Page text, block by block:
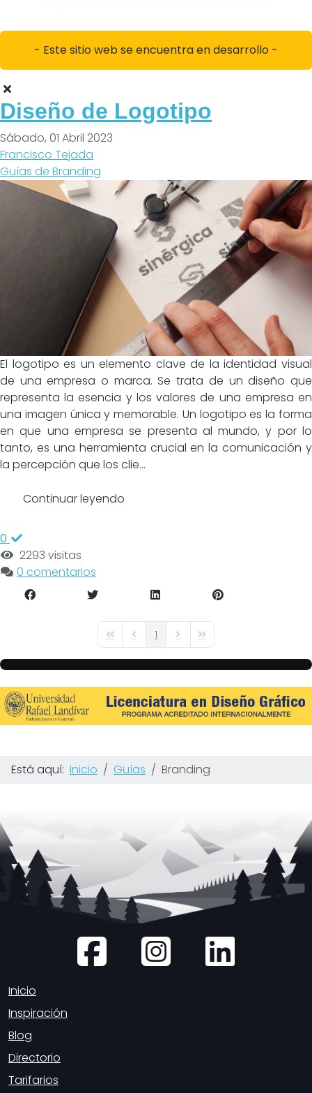
- Este sitio web se encuentra en desarrollo -
Diseño de Logotipo
Sábado, 01 Abril 2023
Francisco Tejada
Guías de Branding
El logotipo es un elemento clave de la identidad visual
de una empresa o marca. Se trata de un diseño que
representa la esencia y los valores de una empresa en
una imagen única y memorable. Un logotipo es la forma
en que una empresa se presenta al mundo, y por lo
tanto, es una herramienta crucial en la comunicación y
la percepción que los clie...
Continuar leyendo
0
2293 visitas
0 comentarios
First PagePrevious Page
1 Next PageLast Page
Está aquí: Inicio Guías Branding
Inicio
Inspiración
Blog
Directorio
Tarifarios